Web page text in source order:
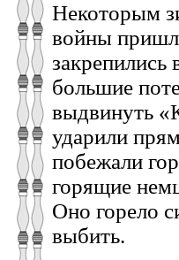
Некоторым
войны
закрепились
большие
выдвинуть
ударили
побежали
горящие
Оно горело
выбить.